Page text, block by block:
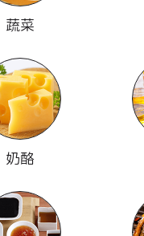
蔬菜
奶酪